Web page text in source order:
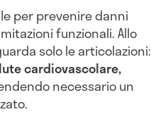
per prevenire danni
funzionali. Allo
solo le articolazioni:
cardiovascolare,
necessario un